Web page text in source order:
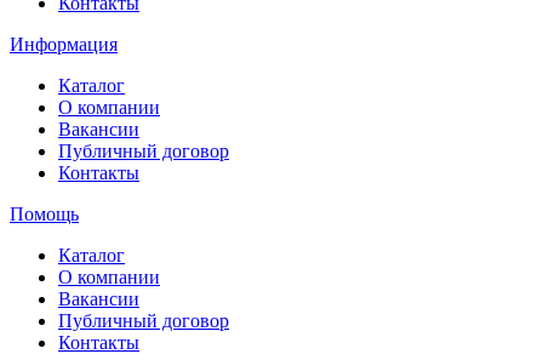
Информация
Каталог
О компании
Вакансии
Публичный договор
Контакты
Помощь
Каталог
О компании
Вакансии
Публичный договор
Контакты